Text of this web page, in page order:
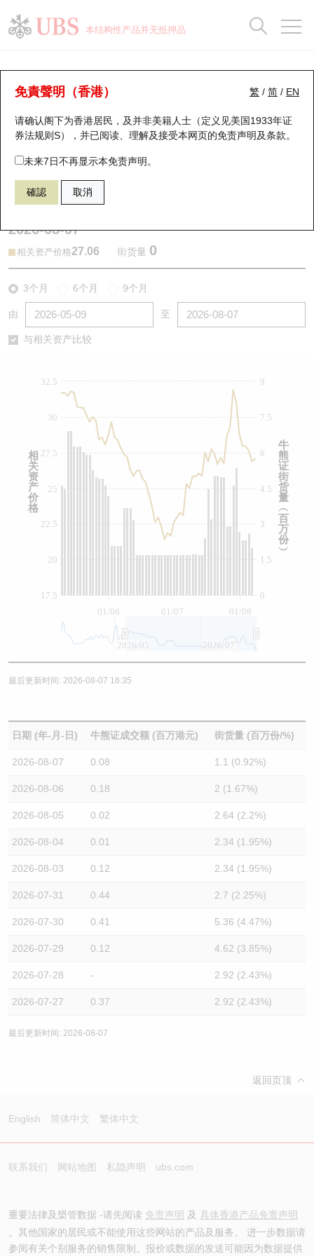
本结构性产品并无抵押品
繁 / 简 / EN
免責聲明（香港）
请确认阁下为香港居民，及并非美籍人士（定义见美国1933年证
券法规则S），并已阅读、理解及接受本网页的免责声明及条款。
未来7日不再显示本免责声明。
確認 取消
牛熊证分析仪
表现 街货统计 比较
61320 瑞银熊证 1810 小米集团
2026-08-07
相关资产价格27.06 街货量 0
3个月 6个月 9个月
由 至
与相关资产比较
01/06 01/07 01/08
0
6
1.5
3
4.5
7.5
9
20
22.5
25
27.5
30
32.5
17.5
2026/05 2026/07
牛
熊
证
街
货
量
︵
百
万
份
︶
相
关
资
产
价
格
最后更新时间: 2026-08-07 16:35
日期 (年-月-日) 牛熊证成交额 (百万港元) 街货量 (百万份/%)
2026-08-07 0.08 1.1 (0.92%)
2026-08-06 0.18 2 (1.67%)
2026-08-05 0.02 2.64 (2.2%)
2026-08-04 0.01 2.34 (1.95%)
2026-08-03 0.12 2.34 (1.95%)
2026-07-31 0.44 2.7 (2.25%)
2026-07-30 0.41 5.36 (4.47%)
2026-07-29 0.12 4.62 (3.85%)
2026-07-28 - 2.92 (2.43%)
2026-07-27 0.37 2.92 (2.43%)
最后更新时间: 2026-08-07
返回页顶
English 简体中文 繁体中文
联系我们 网站地图 私隐声明 ubs.com
重要法律及槼管数据 -请先阅读 免责声明 及 具体香港产品免责声明
。其他国家的居民或不能使用这些网站的产品及服务。 进一步数据请
参阅有关个别服务的销售限制。报价或数据的发送可能因为数据提供
瑞银认股证一览
新发行瑞银认股证
即将到期认股证
认股证到期结算价查找
认股证分析仪
认股证/牛熊证日志
认股证文件及公告 (瑞信)
街货统计
比较
牛熊全景快搜
牛熊证搜寻
牛熊证街货分布图
正股牛熊证列表
新发行瑞银牛熊证
牛熊证到期结算价查找
牛熊证文件及公告 (瑞信)
街货统计
比较
十大升幅/跌幅
十大认股证成交分布
十天股证占大市成交
资金流
街货统计
正股分析仪
二十大活跃股份
恒指成份股
国指成份股
科指成份股
中资ETFs溢价比较
收市竞价变化
持股比重
显示所有持股比重
每月轮证大市专题
轮证专栏
讲座及教育短片
认股证投资者教育
牛熊证投资者教育